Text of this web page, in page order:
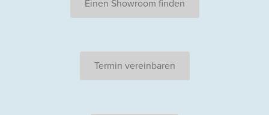
Einen Showroom finden
Termin vereinbaren